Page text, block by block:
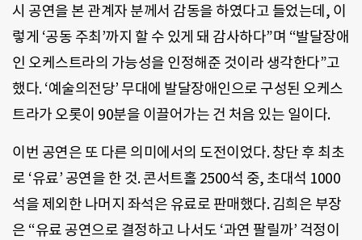
시 공연을 본 관계자 분께서 감동을 하였다고 들었는데, 이
렇게 ‘공동 주최’까지 할 수 있게 돼 감사하다”며 “발달장애
인 오케스트라의 가능성을 인정해준 것이라 생각한다”고
했다. ‘예술의전당’ 무대에 발달장애인으로 구성된 오케스
트라가 오롯이 90분을 이끌어가는 건 처음 있는 일이다.
이번 공연은 또 다른 의미에서의 도전이었다. 창단 후 최초
로 ‘유료’ 공연을 한 것. 콘서트홀 2500석 중, 초대석 1000
석을 제외한 나머지 좌석은 유료로 판매했다. 김희은 부장
은 “유료 공연으로 결정하고 나서도 ‘과연 팔릴까’ 걱정이